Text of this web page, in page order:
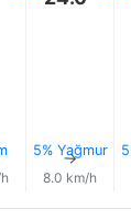
5% Yağmur
↑
8.0 km/h